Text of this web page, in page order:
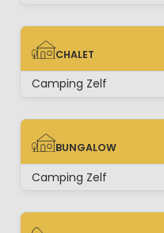
CHALET
CHALET
Camping Zelf
BUNGALOW
BUNGALOW
Camping Zelf